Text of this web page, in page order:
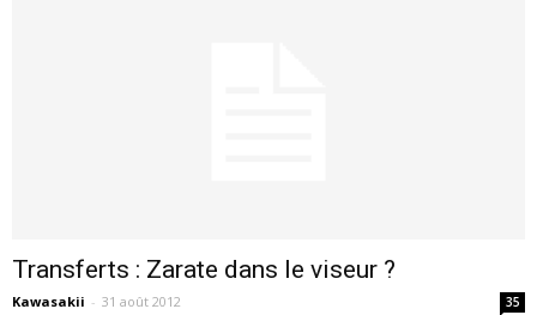
Transferts : Zarate dans le viseur ?
Kawasakii - 31 août 2012 35